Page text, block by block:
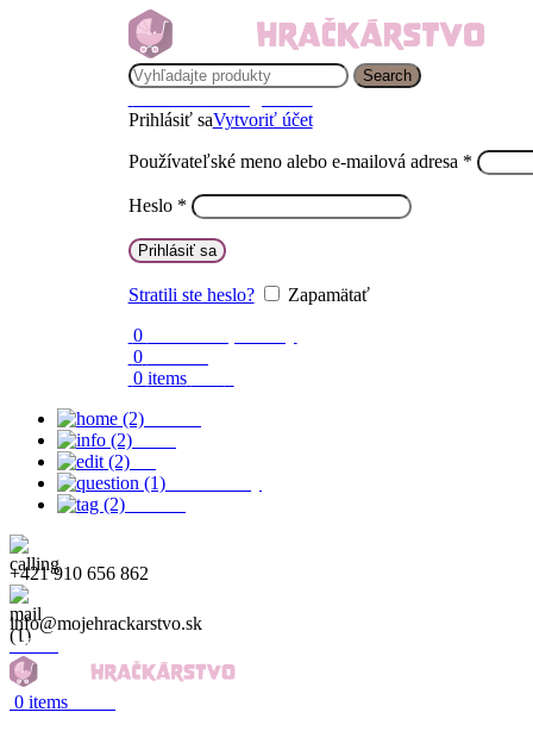
Search
Prihlásiť saVytvoriť účet
Používateľské meno alebo e-mailová adresa *
Heslo *
Prihlásiť sa
Stratili ste heslo?
Zapamätať
0
0
0 items
+421 910 656 862
info@mojehrackarstvo.sk
Menu
0 items